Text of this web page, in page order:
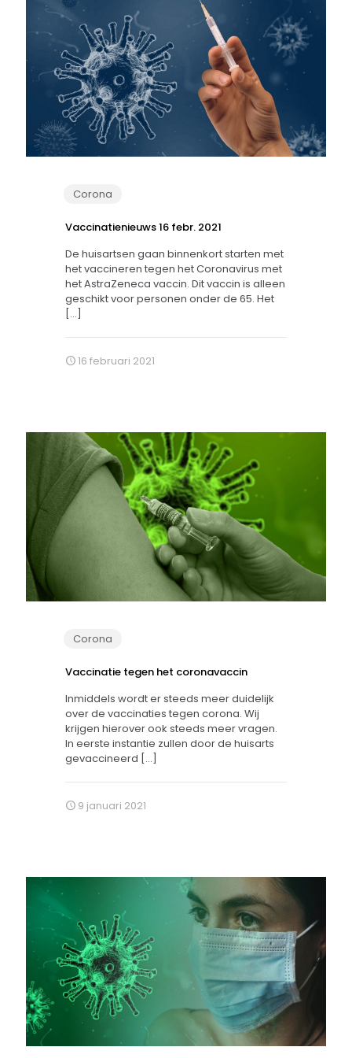
Corona
Vaccinatienieuws 16 febr. 2021
De huisartsen gaan binnenkort starten met
het vaccineren tegen het Coronavirus met
het AstraZeneca vaccin. Dit vaccin is alleen
geschikt voor personen onder de 65. Het
[…]
16 februari 2021
Corona
Vaccinatie tegen het coronavaccin
Inmiddels wordt er steeds meer duidelijk
over de vaccinaties tegen corona. Wij
krijgen hierover ook steeds meer vragen.
In eerste instantie zullen door de huisarts
gevaccineerd […]
9 januari 2021